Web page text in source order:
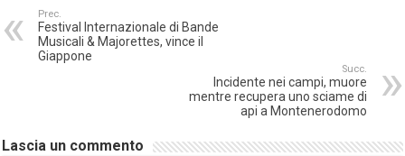
Prec.
Festival Internazionale di Bande
Musicali & Majorettes, vince il
Giappone
Succ.
Incidente nei campi, muore
mentre recupera uno sciame di
api a Montenerodomo
Lascia un commento